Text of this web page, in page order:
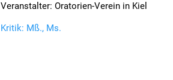
Veranstalter: Oratorien-Verein in Kiel
Kritik: Mß., Ms.